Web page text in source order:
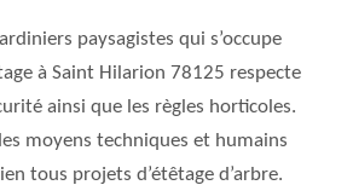
paysagistes qui s’occupe
à Saint Hilarion 78125 respecte
ainsi que les règles horticoles.
moyens techniques et humains
tous projets d’étêtage d’arbre.